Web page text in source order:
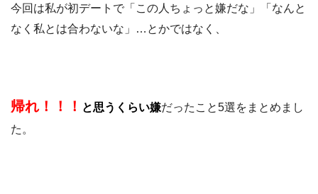
今回は私が初デートで「この人ちょっと嫌だな」「なんと
なく私とは合わないな」…とかではなく、
帰れ！！！ と思うくらい嫌だったこと5選をまとめまし
た。